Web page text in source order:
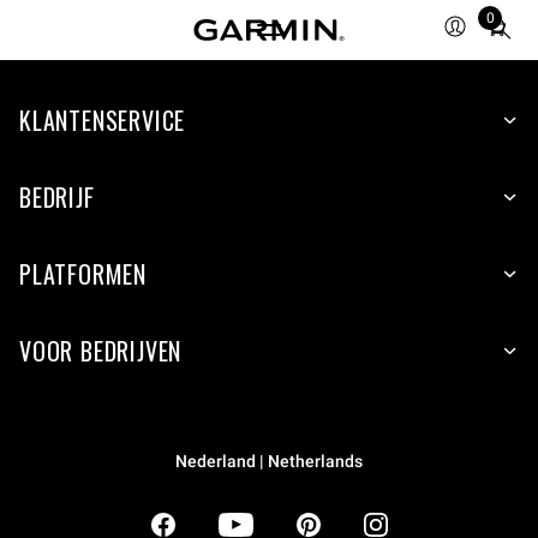
0
Total
items
cart:
KLANTENSERVICE
BEDRIJF
PLATFORMEN
VOOR BEDRIJVEN
Nederland | Netherlands